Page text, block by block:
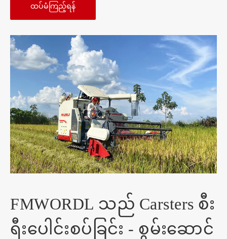
ထပ်မံကြည့်ရန်
FMWORDL သည် Carsters စီး
ရီးပေါင်းစပ်ခြင်း - စွမ်းဆောင်